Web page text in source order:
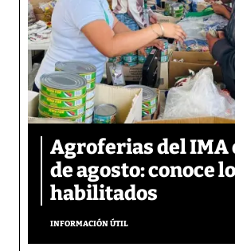
Agroferias del IMA
de agosto: conoce
habilitados
INFORMACIÓN ÚTIL